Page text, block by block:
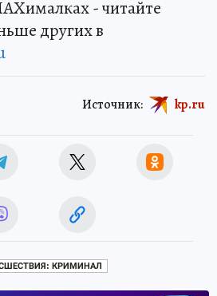
- читайте
других в
Источник: kp.ru
КРИМИНАЛ